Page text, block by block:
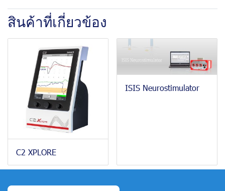
สินค้าที่เกี่ยวข้อง
C2 XPLORE
ISIS Neurostimulator